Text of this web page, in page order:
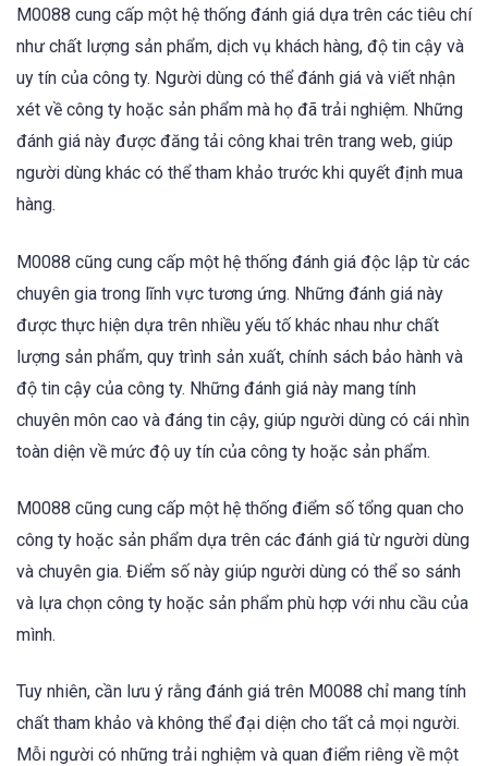
M0088 cung cấp một hệ thống đánh giá dựa trên các tiêu chí
như chất lượng sản phẩm, dịch vụ khách hàng, độ tin cậy và
uy tín của công ty. Người dùng có thể đánh giá và viết nhận
xét về công ty hoặc sản phẩm mà họ đã trải nghiệm. Những
đánh giá này được đăng tải công khai trên trang web, giúp
người dùng khác có thể tham khảo trước khi quyết định mua
hàng.
M0088 cũng cung cấp một hệ thống đánh giá độc lập từ các
chuyên gia trong lĩnh vực tương ứng. Những đánh giá này
được thực hiện dựa trên nhiều yếu tố khác nhau như chất
lượng sản phẩm, quy trình sản xuất, chính sách bảo hành và
độ tin cậy của công ty. Những đánh giá này mang tính
chuyên môn cao và đáng tin cậy, giúp người dùng có cái nhìn
toàn diện về mức độ uy tín của công ty hoặc sản phẩm.
M0088 cũng cung cấp một hệ thống điểm số tổng quan cho
công ty hoặc sản phẩm dựa trên các đánh giá từ người dùng
và chuyên gia. Điểm số này giúp người dùng có thể so sánh
và lựa chọn công ty hoặc sản phẩm phù hợp với nhu cầu của
mình.
Tuy nhiên, cần lưu ý rằng đánh giá trên M0088 chỉ mang tính
chất tham khảo và không thể đại diện cho tất cả mọi người.
Mỗi người có những trải nghiệm và quan điểm riêng về một